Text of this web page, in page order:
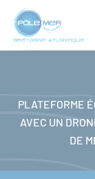
Panneau de
Aller
contenu
PLATEFORME
AVEC UN
DE